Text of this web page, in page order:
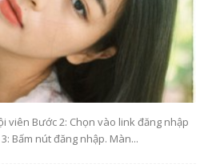
viên Bước 2: Chọn vào link đăng nhập
Bấm nút đăng nhập. Màn...